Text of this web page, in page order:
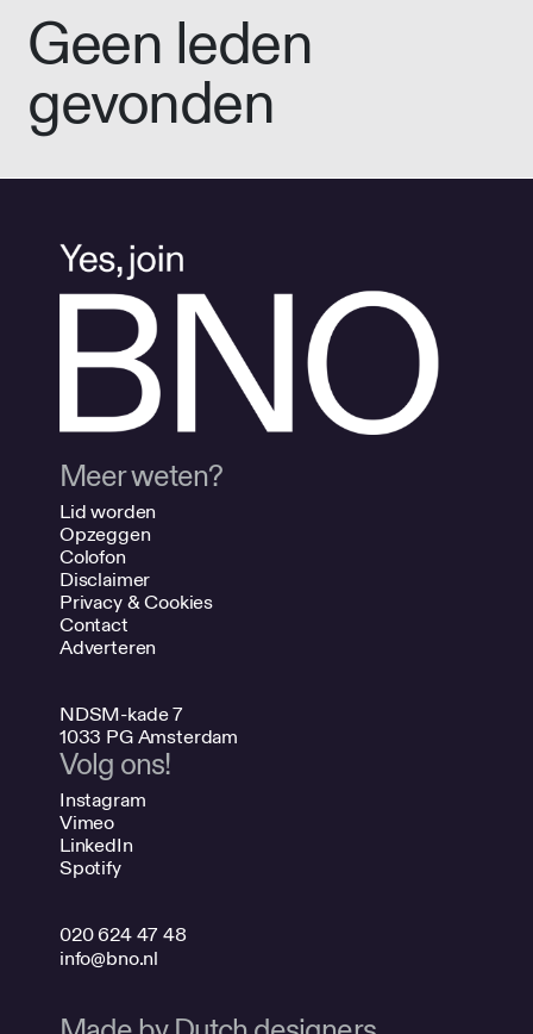
Geen leden
gevonden
Meer weten?
Lid worden
Opzeggen
Colofon
Disclaimer
Privacy & Cookies
Contact
Adverteren
NDSM-kade 7
1033 PG Amsterdam
Volg ons!
Instagram
Vimeo
LinkedIn
Spotify
020 624 47 48
info@bno.nl